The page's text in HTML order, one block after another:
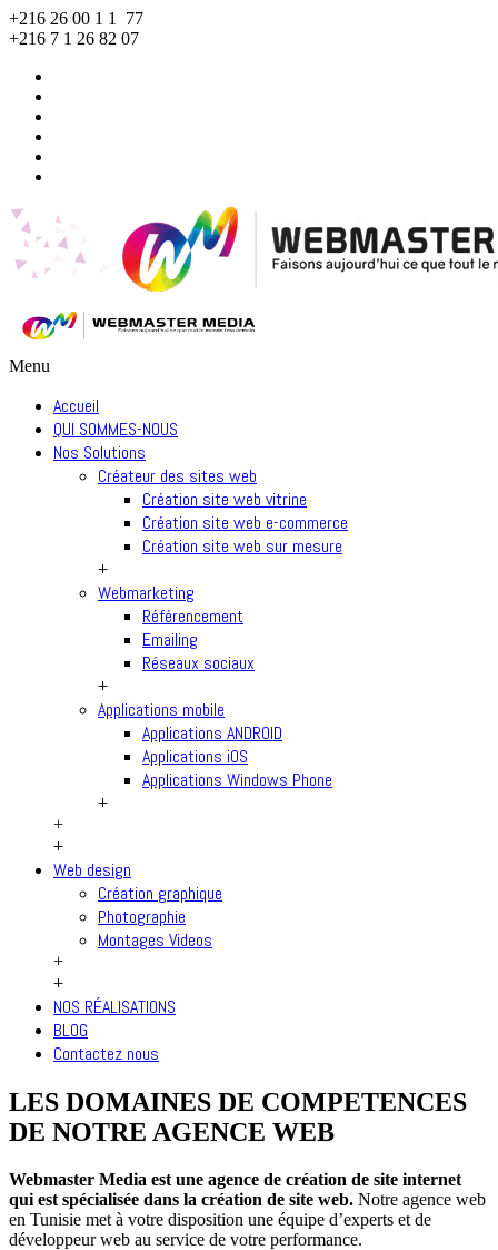
+216 26 00 1 1 77
+216 7 1 26 82 07
Menu
Accueil
QUI SOMMES-NOUS
Nos Solutions
Créateur des sites web
Création site web vitrine
Création site web e-commerce
Création site web sur mesure
+
Webmarketing
Référencement
Emailing
Réseaux sociaux
+
Applications mobile
Applications ANDROID
Applications iOS
Applications Windows Phone
+
+
+
Web design
Création graphique
Photographie
Montages Videos
+
+
NOS RÉALISATIONS
BLOG
Contactez nous
LES DOMAINES DE COMPETENCES
DE NOTRE AGENCE WEB
Webmaster Media est une agence de création de site internet
qui est spécialisée dans la création de site web. Notre agence web
en Tunisie met à votre disposition une équipe d’experts et de
développeur web au service de votre performance.